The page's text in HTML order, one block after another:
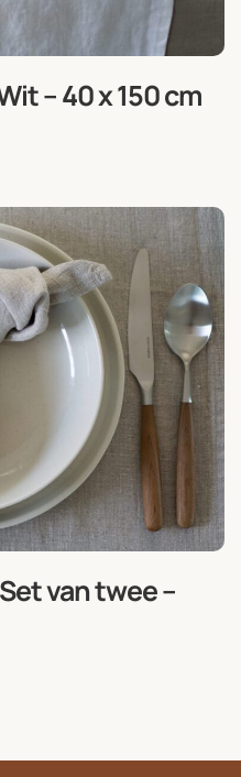
– 40 x 150 cm
van twee –